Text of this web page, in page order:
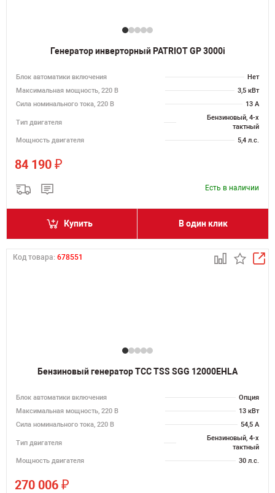
Генератор инверторный PATRIOT GP 3000i
Блок автоматики включения
Нет
Максимальная мощность, 220 В
3,5 кВт
Сила номинального тока, 220 В
13 А
Тип двигателя
Бензиновый, 4-х
тактный
Мощность двигателя
5,4 л.с.
84 190 ₽
Есть в наличии
Купить В один клик
Код товара: 678551
Бензиновый генератор ТСС TSS SGG 12000EHLA
Блок автоматики включения
Опция
Максимальная мощность, 220 В
13 кВт
Сила номинального тока, 220 В
54,5 А
Тип двигателя
Бензиновый, 4-х
тактный
Мощность двигателя
30 л.с.
270 006 ₽